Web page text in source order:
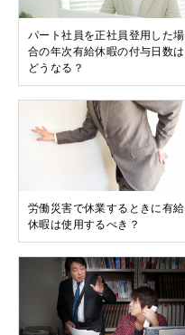
パート社員を正社員登用した場
合の年次有給休暇の付与日数は
どうなる？
労働災害で休業するときに有給
休暇は使用するべき？